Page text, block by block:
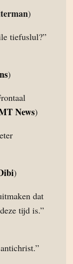
)
tiefuslul?”
)
News)
)
dat
tijd is.”